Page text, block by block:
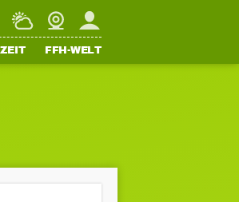
WetterWebcamMein FFH
FFH-WELT